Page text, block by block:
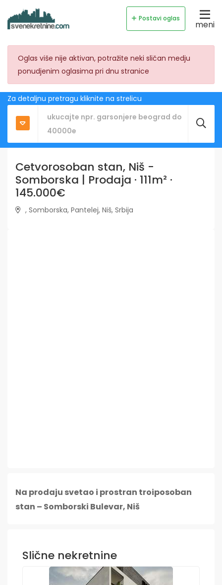
Postavi oglas
meni
Oglas više nije aktivan, potražite neki sličan medju
ponudjenim oglasima pri dnu stranice
Za detaljnu pretragu kliknite na strelicu
Cetvorosoban stan, Niš -
Somborska | Prodaja · 111m² ·
145.000€
, Somborska, Pantelej, Niš, Srbija
Na prodaju svetao i prostran troiposoban
stan – Somborski Bulevar, Niš
Slične nekretnine